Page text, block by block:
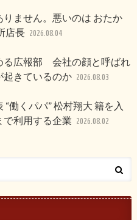
ません。悪いのは おたか
店長 2026.08.04
る広報部 会社の顔と呼ばれ
起きているのか 2026.08.03
“働くパパ” 松村翔大 籍を入
で利用する企業 2026.08.02